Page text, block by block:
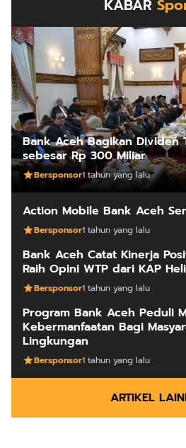
KABAR
Bank Aceh Bagikan Dividen
sebesar Rp 300 Miliar
Bersponsor1 tahun yang lalu
Action Mobile Bank Aceh
Bersponsor1 tahun yang lalu
Bank Aceh Catat Kinerja
Raih Opini WTP dari KAP
Bersponsor1 tahun yang lalu
Program Bank Aceh Peduli
Kebermanfaatan Bagi
Lingkungan
Bersponsor1 tahun yang lalu
ARTIKEL